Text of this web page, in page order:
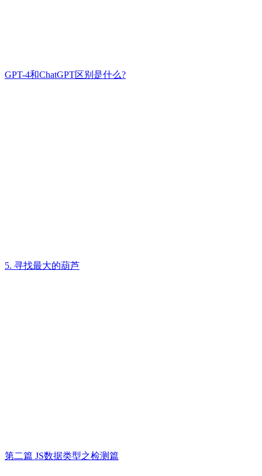
GPT-4和ChatGPT区别是什么?
5. 寻找最大的葫芦
第二篇 JS数据类型之检测篇